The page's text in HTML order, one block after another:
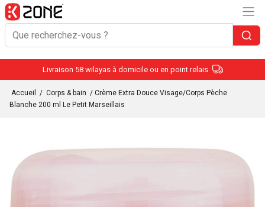
Livraison 58 wilayas à domicile ou en point relais
Accueil / Corps & bain / Crème Extra Douce Visage/Corps Pèche
Blanche 200 ml Le Petit Marseillais